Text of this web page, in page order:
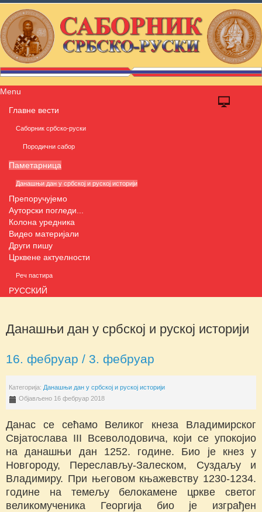
Menu
Главне вести
Саборник србско-руски
Породични сабор
Паметарница
Данашњи дан у србској и руској историји
Препоручујемо
Ауторски погледи...
Колона уредника
Видео материјали
Други пишу
Црквене актуелности
Реч пастира
РУССКИЙ
Данашњи дан у србској и руској историји
16. фебруар / 3. фебруар
Категорија: Данашњи дан у србској и руској историји
Објављено 16 фебруар 2018
Данас се сећамо Великог кнеза Владимирског
Свјатослава III Всеволодовича, који се упокојио
на данашњи дан 1252. године. Био је кнез у
Новгороду, Переслављу-Залеском, Суздаљу и
Владимиру. При његовом књажевству 1230-1234.
године на темељу белокамене цркве светог
великомученика Георгија био је изграђен